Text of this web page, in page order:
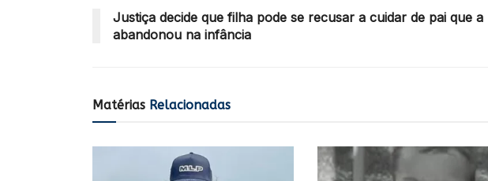
Justiça decide que filha pode se recusar a cuidar de pai que a
abandonou na infância
Matérias Relacionadas